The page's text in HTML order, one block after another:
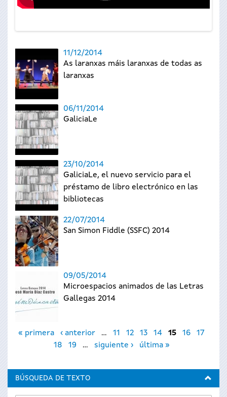
11/12/2014
As laranxas máis laranxas de todas as
laranxas
06/11/2014
GaliciaLe
23/10/2014
GaliciaLe, el nuevo servicio para el
préstamo de libro electrónico en las
bibliotecas
22/07/2014
San Simon Fiddle (SSFC) 2014
09/05/2014
Microespacios animados de las Letras
Gallegas 2014
Páginas
« primera ‹ anterior … 11 12 13 14 15 16
17
18
19 … siguiente › última »
BÚSQUEDA DE TEXTO